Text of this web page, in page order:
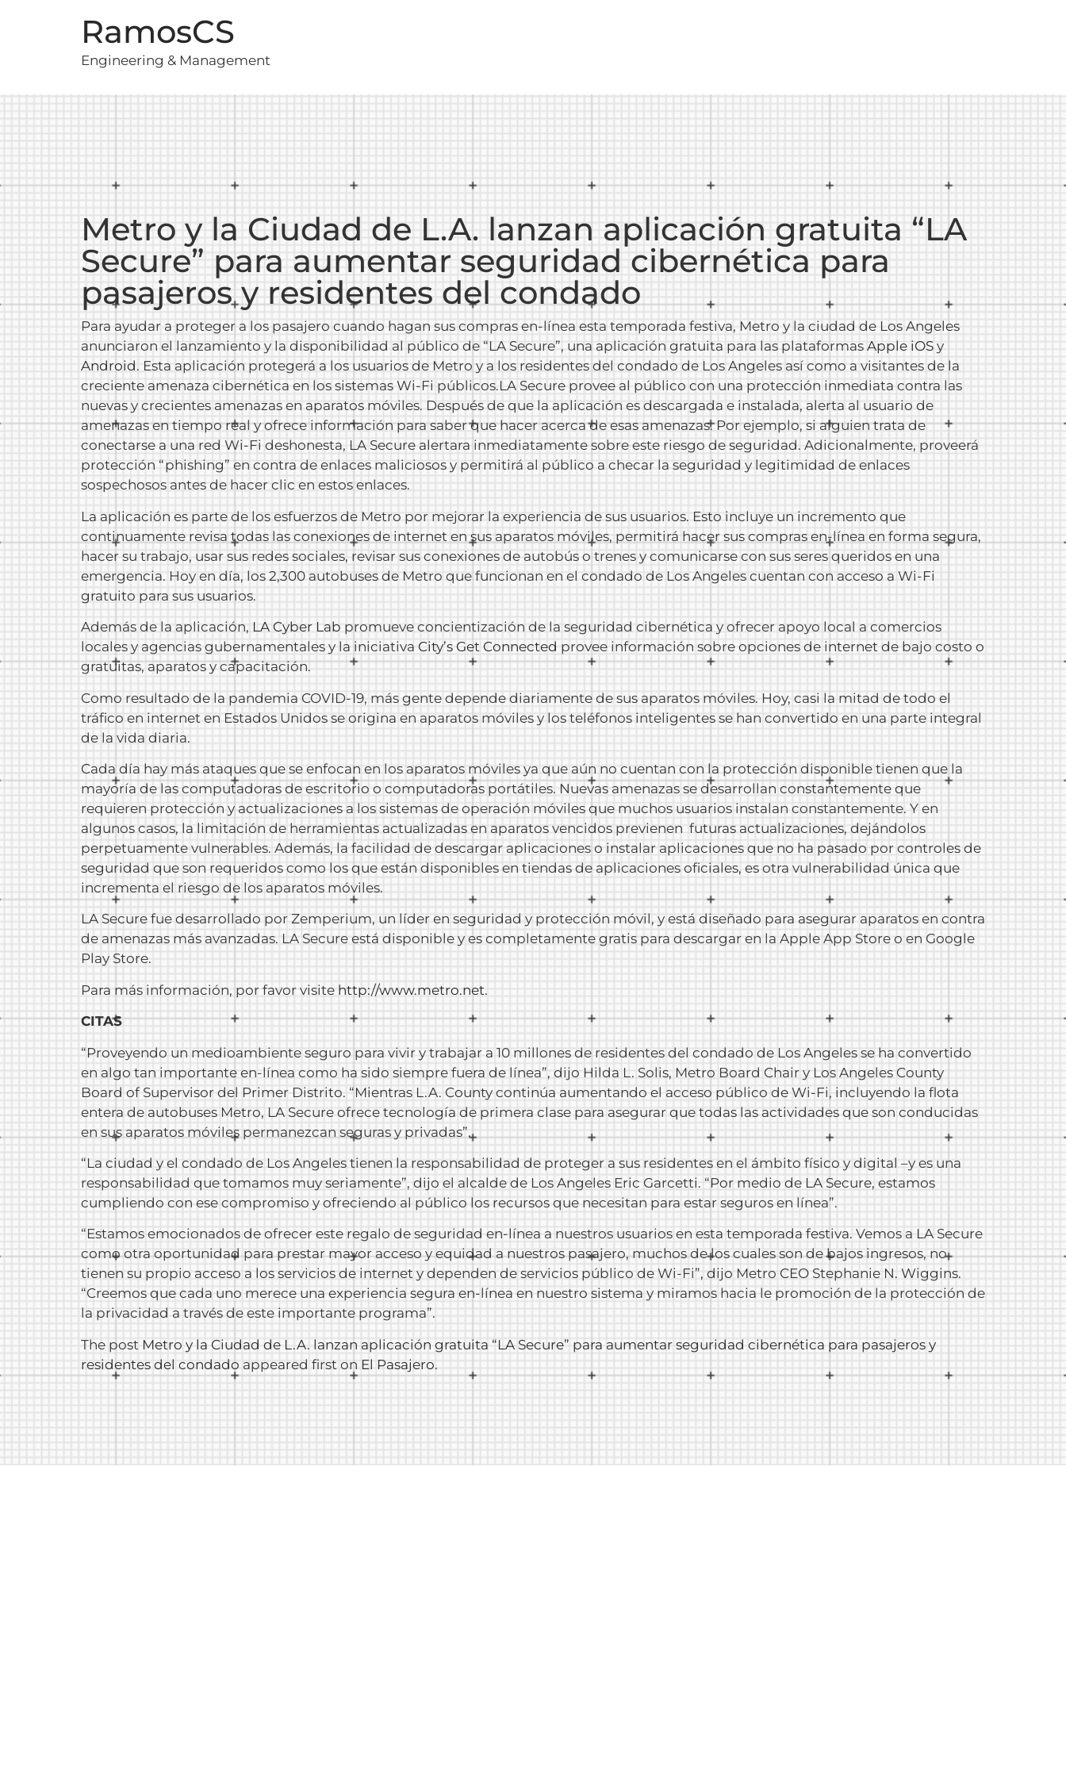
RamosCS
Engineering & Management
Metro y la Ciudad de L.A. lanzan aplicación gratuita “LA
Secure” para aumentar seguridad cibernética para
pasajeros y residentes del condado
Para ayudar a proteger a los pasajero cuando hagan sus compras en-línea esta temporada festiva, Metro y la ciudad de Los Angeles
anunciaron el lanzamiento y la disponibilidad al público de “LA Secure”, una aplicación gratuita para las plataformas Apple iOS y
Android. Esta aplicación protegerá a los usuarios de Metro y a los residentes del condado de Los Angeles así como a visitantes de la
creciente amenaza cibernética en los sistemas Wi-Fi públicos.LA Secure provee al público con una protección inmediata contra las
nuevas y crecientes amenazas en aparatos móviles. Después de que la aplicación es descargada e instalada, alerta al usuario de
amenazas en tiempo real y ofrece información para saber que hacer acerca de esas amenazas. Por ejemplo, si alguien trata de
conectarse a una red Wi-Fi deshonesta, LA Secure alertara inmediatamente sobre este riesgo de seguridad. Adicionalmente, proveerá
protección “phishing” en contra de enlaces maliciosos y permitirá al público a checar la seguridad y legitimidad de enlaces
sospechosos antes de hacer clic en estos enlaces.
La aplicación es parte de los esfuerzos de Metro por mejorar la experiencia de sus usuarios. Esto incluye un incremento que
continuamente revisa todas las conexiones de internet en sus aparatos móviles, permitirá hacer sus compras en-línea en forma segura,
hacer su trabajo, usar sus redes sociales, revisar sus conexiones de autobús o trenes y comunicarse con sus seres queridos en una
emergencia. Hoy en día, los 2,300 autobuses de Metro que funcionan en el condado de Los Angeles cuentan con acceso a Wi-Fi
gratuito para sus usuarios.
Además de la aplicación, LA Cyber Lab promueve concientización de la seguridad cibernética y ofrecer apoyo local a comercios
locales y agencias gubernamentales y la iniciativa City’s Get Connected provee información sobre opciones de internet de bajo costo o
gratuitas, aparatos y capacitación.
Como resultado de la pandemia COVID-19, más gente depende diariamente de sus aparatos móviles. Hoy, casi la mitad de todo el
tráfico en internet en Estados Unidos se origina en aparatos móviles y los teléfonos inteligentes se han convertido en una parte integral
de la vida diaria.
Cada día hay más ataques que se enfocan en los aparatos móviles ya que aún no cuentan con la protección disponible tienen que la
mayoría de las computadoras de escritorio o computadoras portátiles. Nuevas amenazas se desarrollan constantemente que
requieren protección y actualizaciones a los sistemas de operación móviles que muchos usuarios instalan constantemente. Y en
algunos casos, la limitación de herramientas actualizadas en aparatos vencidos previenen futuras actualizaciones, dejándolos
perpetuamente vulnerables. Además, la facilidad de descargar aplicaciones o instalar aplicaciones que no ha pasado por controles de
seguridad que son requeridos como los que están disponibles en tiendas de aplicaciones oficiales, es otra vulnerabilidad única que
incrementa el riesgo de los aparatos móviles.
LA Secure fue desarrollado por Zemperium, un líder en seguridad y protección móvil, y está diseñado para asegurar aparatos en contra
de amenazas más avanzadas. LA Secure está disponible y es completamente gratis para descargar en la Apple App Store o en Google
Play Store.
Para más información, por favor visite http://www.metro.net.
CITAS
“Proveyendo un medioambiente seguro para vivir y trabajar a 10 millones de residentes del condado de Los Angeles se ha convertido
en algo tan importante en-línea como ha sido siempre fuera de línea”, dijo Hilda L. Solis, Metro Board Chair y Los Angeles County
Board of Supervisor del Primer Distrito. “Mientras L.A. County continúa aumentando el acceso público de Wi-Fi, incluyendo la flota
entera de autobuses Metro, LA Secure ofrece tecnología de primera clase para asegurar que todas las actividades que son conducidas
en sus aparatos móviles permanezcan seguras y privadas”.
“La ciudad y el condado de Los Angeles tienen la responsabilidad de proteger a sus residentes en el ámbito físico y digital –y es una
responsabilidad que tomamos muy seriamente”, dijo el alcalde de Los Angeles Eric Garcetti. “Por medio de LA Secure, estamos
cumpliendo con ese compromiso y ofreciendo al público los recursos que necesitan para estar seguros en línea”.
“Estamos emocionados de ofrecer este regalo de seguridad en-línea a nuestros usuarios en esta temporada festiva. Vemos a LA Secure
como otra oportunidad para prestar mayor acceso y equidad a nuestros pasajero, muchos de los cuales son de bajos ingresos, no
tienen su propio acceso a los servicios de internet y dependen de servicios público de Wi-Fi”, dijo Metro CEO Stephanie N. Wiggins.
“Creemos que cada uno merece una experiencia segura en-línea en nuestro sistema y miramos hacia le promoción de la protección de
la privacidad a través de este importante programa”.
The post Metro y la Ciudad de L.A. lanzan aplicación gratuita “LA Secure” para aumentar seguridad cibernética para pasajeros y
residentes del condado appeared first on El Pasajero.